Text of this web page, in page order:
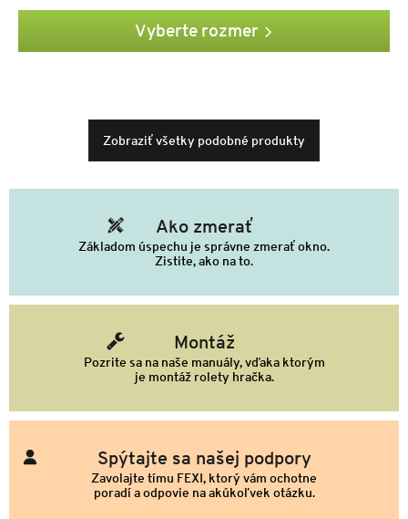
Vyberte rozmer
Zobraziť všetky podobné produkty
Ako zmerať
Základom úspechu je správne zmerať okno.
Zistite, ako na to.
Montáž
Pozrite sa na naše manuály, vďaka ktorým
je montáž rolety hračka.
Spýtajte sa našej podpory
Zavolajte tímu FEXI, ktorý vám ochotne
poradí a odpovie na akúkoľvek otázku.